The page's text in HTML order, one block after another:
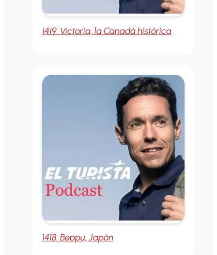
1419. Victoria, la Canadá histórica
1418. Beppu, Japón